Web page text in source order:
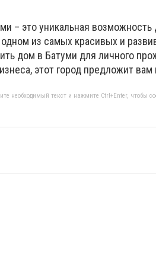
– это уникальная
из самых красивых и
дом в Батуми для личного
этот город предложит
необходимый текст и нажмите Ctrl+Enter, чтобы